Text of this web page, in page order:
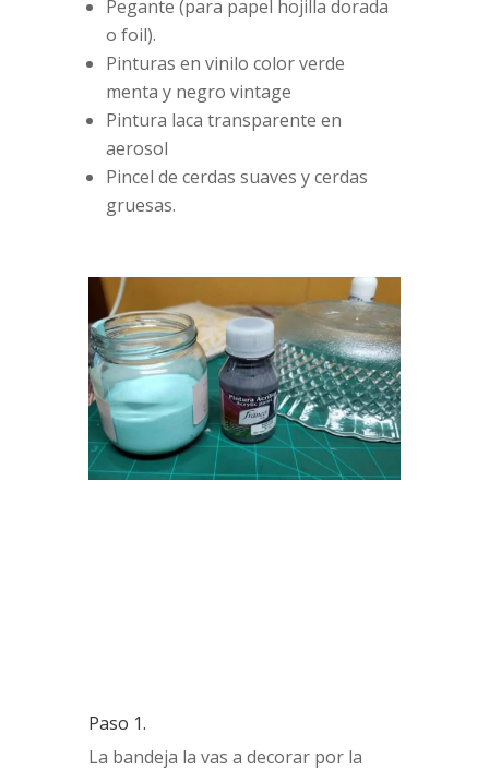
Pegante (para papel hojilla dorada
o foil).
Pinturas en vinilo color verde
menta y negro vintage
Pintura laca transparente en
aerosol
Pincel de cerdas suaves y cerdas
gruesas.
Paso 1.
La bandeja la vas a decorar por la